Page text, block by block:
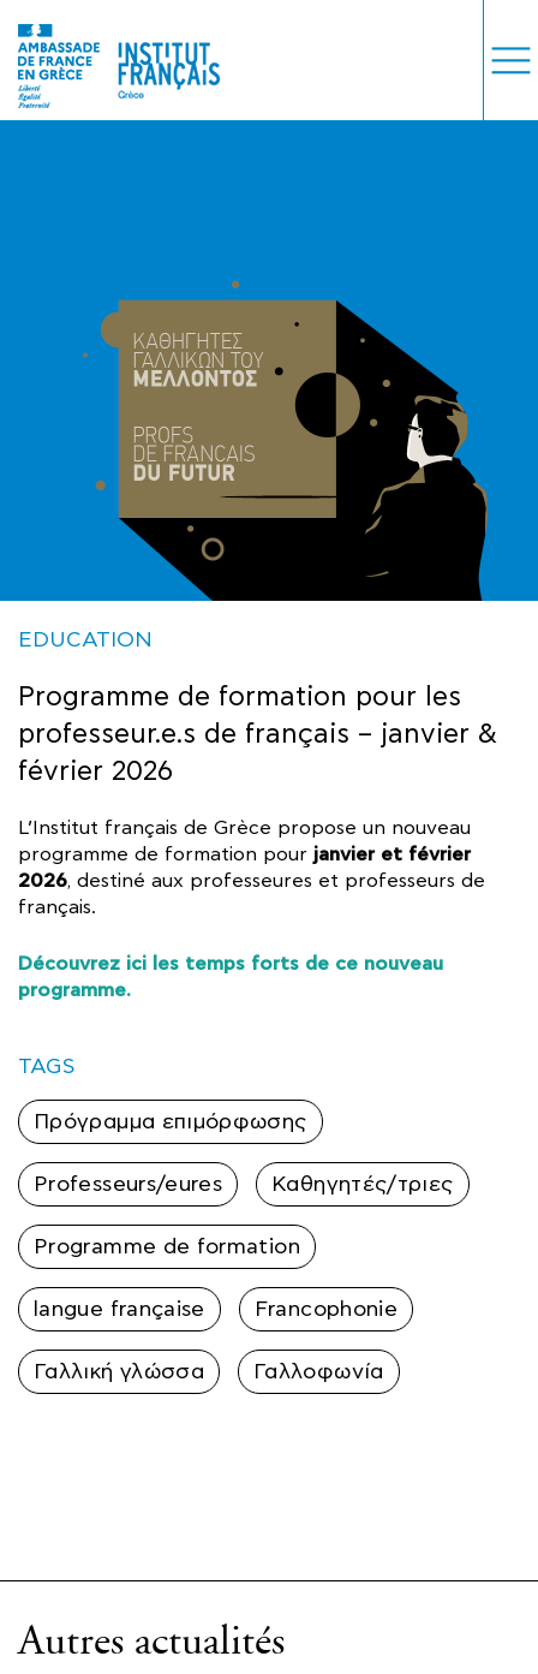
LA MÉDIATHÈQUE
EDUCATION
Programme de formation pour les
professeur.e.s de français – janvier &
février 2026
L’Institut français de Grèce propose un nouveau
programme de formation pour janvier et février
2026, destiné aux professeures et professeurs de
français.
Découvrez ici les temps forts de ce nouveau
programme.
TAGS
Πρόγραμμα επιμόρφωσης
Professeurs/eures Καθηγητές/τριες
Programme de formation
langue française Francophonie
Γαλλική γλώσσα Γαλλοφωνία
Autres actualités